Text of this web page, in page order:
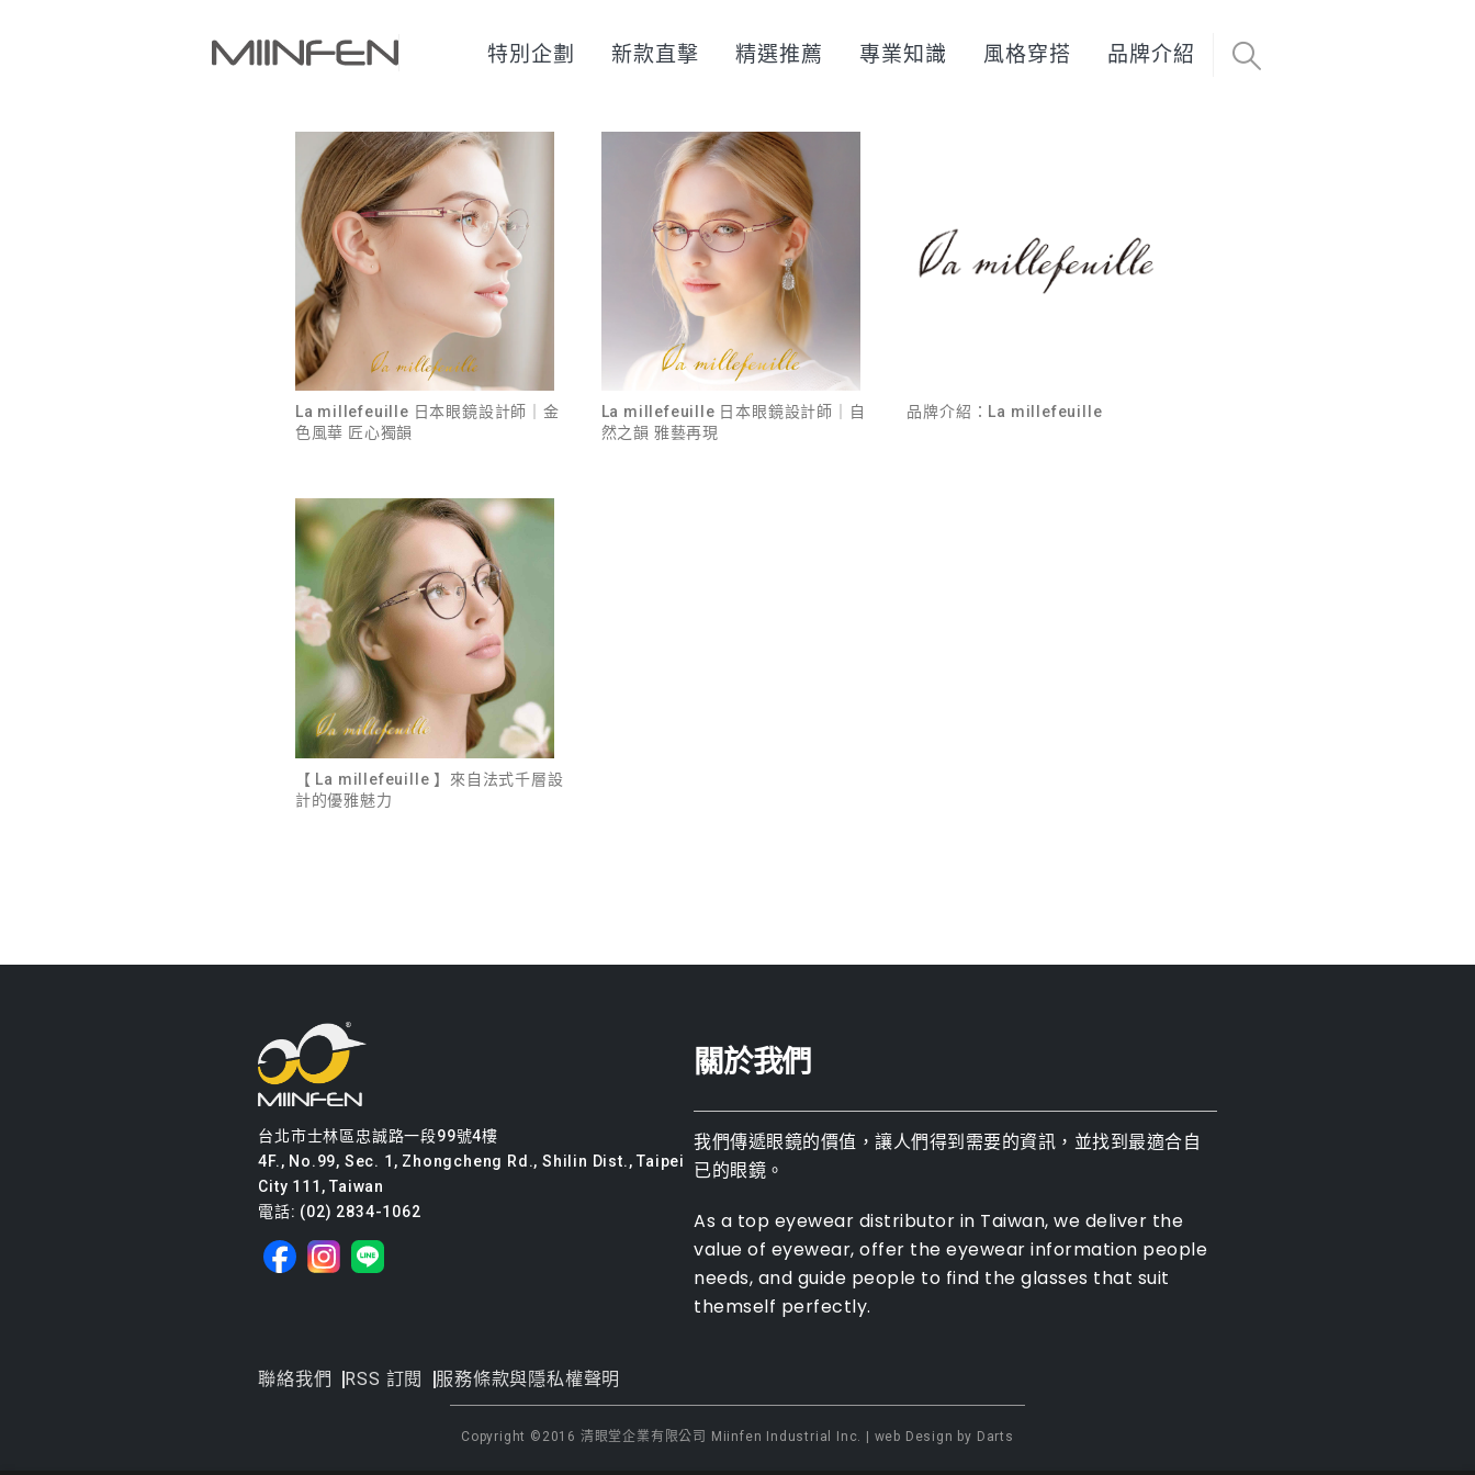
特別企劃 新款直擊 精選推薦 專業知識 風格穿搭 品牌介紹
La millefeuille 日本眼鏡設計師｜金
色風華 匠心獨韻
La millefeuille 日本眼鏡設計師｜自
然之韻 雅藝再現
品牌介紹：La millefeuille
【 La millefeuille 】來自法式千層設
計的優雅魅力
台北市士林區忠誠路一段99號4樓
4F., No.99, Sec. 1, Zhongcheng Rd., Shilin Dist., Taipei
City 111, Taiwan
電話: (02) 2834-1062
關於我們
我們傳遞眼鏡的價值，讓人們得到需要的資訊，並找到最適合自
已的眼鏡。
As a top eyewear distributor in Taiwan, we deliver the
value of eyewear, offer the eyewear information people
needs, and guide people to find the glasses that suit
themself perfectly.
聯絡我們 RSS 訂閱 服務條款與隱私權聲明
Copyright ©2016 清眼堂企業有限公司 Miinfen Industrial Inc. | web Design by Darts